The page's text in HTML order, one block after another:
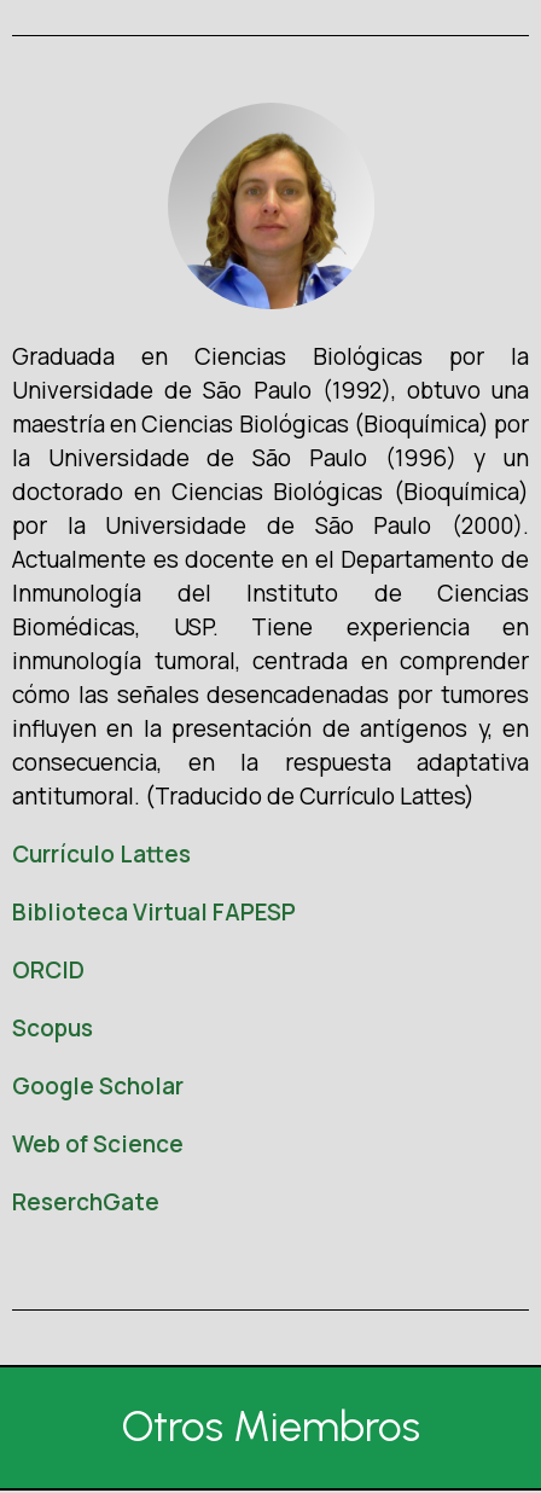
Graduada en Ciencias Biológicas por la
Universidade de São Paulo (1992), obtuvo una
maestría en Ciencias Biológicas (Bioquímica) por
la Universidade de São Paulo (1996) y un
doctorado en Ciencias Biológicas (Bioquímica)
por la Universidade de São Paulo (2000).
Actualmente es docente en el Departamento de
Inmunología del Instituto de Ciencias
Biomédicas, USP. Tiene experiencia en
inmunología tumoral, centrada en comprender
cómo las señales desencadenadas por tumores
influyen en la presentación de antígenos y, en
consecuencia, en la respuesta adaptativa
antitumoral. (Traducido de Currículo Lattes)
Currículo Lattes
Biblioteca Virtual FAPESP
ORCID
Scopus
Google Scholar
Web of Science
ReserchGate
Otros Miembros